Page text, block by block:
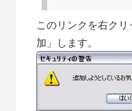
このリンクを右ク
加」します。